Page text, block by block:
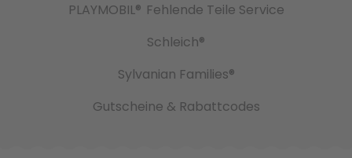
PLAYMOBIL® Fehlende Teile Service
Schleich®
Sylvanian Families®
Gutscheine & Rabattcodes